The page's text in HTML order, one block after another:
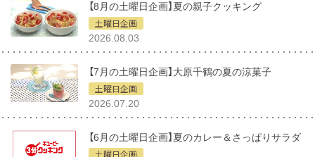
【8月の土曜日企画】夏の親子クッキング
土曜日企画
2026.08.03
【7月の土曜日企画】大原千鶴の夏の涼菓子
土曜日企画
2026.07.20
【6月の土曜日企画】夏のカレー＆さっぱりサラダ
土曜日企画